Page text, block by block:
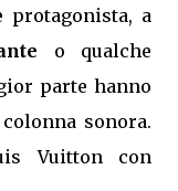
protagonista, a
o qualche
parte hanno
sonora.
Vuitton con